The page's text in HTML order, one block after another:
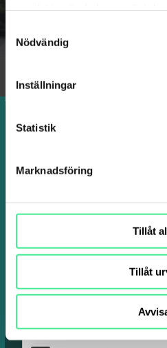
Nödvändig
Inställningar
Statistik
Marknadsföring
Tillåt
Tillåt
Observera att omprov inte
Om du har läs- och
meddela oss så att du
Intresseanmälan